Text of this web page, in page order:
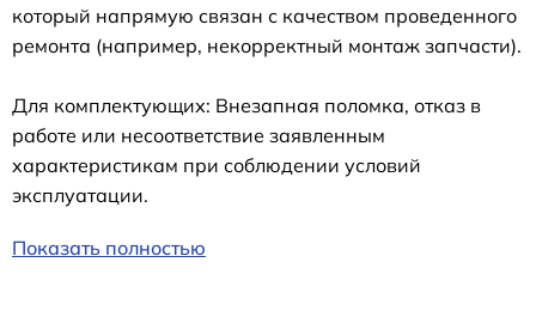
который напрямую связан с качеством проведенного
ремонта (например, некорректный монтаж запчасти).
Для комплектующих: Внезапная поломка, отказ в
работе или несоответствие заявленным
характеристикам при соблюдении условий
эксплуатации.
Показать полностью